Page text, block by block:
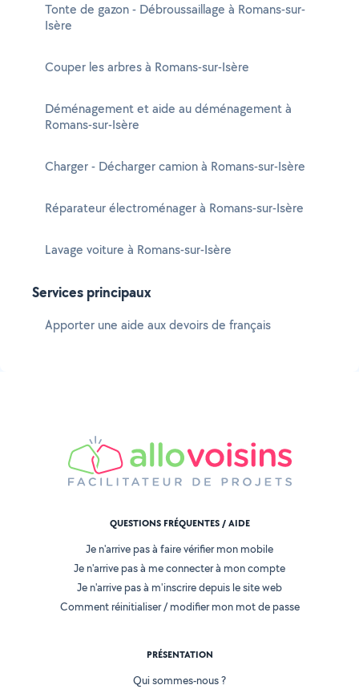
Tonte de gazon - Débroussaillage à Romans-sur-
Isère
Couper les arbres à Romans-sur-Isère
Déménagement et aide au déménagement à
Romans-sur-Isère
Charger - Décharger camion à Romans-sur-Isère
Réparateur électroménager à Romans-sur-Isère
Lavage voiture à Romans-sur-Isère
Services principaux
Apporter une aide aux devoirs de français
QUESTIONS FRÉQUENTES / AIDE
Je n'arrive pas à faire vérifier mon mobile
Je n'arrive pas à me connecter à mon compte
Je n'arrive pas à m'inscrire depuis le site web
Comment réinitialiser / modifier mon mot de passe
PRÉSENTATION
Qui sommes-nous ?